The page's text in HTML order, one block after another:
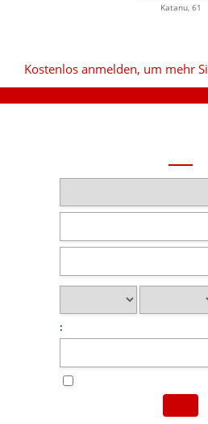
Katanu, 61
Kostenlos anmelden, um mehr
: